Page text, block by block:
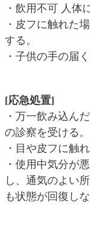
・飲用不可 人体
・皮フに触れた
する。
・子供の手の届
[応急処置]
・万一飲み込ん
の診察を受ける。
・目や皮フに触
・使用中気分が
し、通気のよい
も状態が回復し